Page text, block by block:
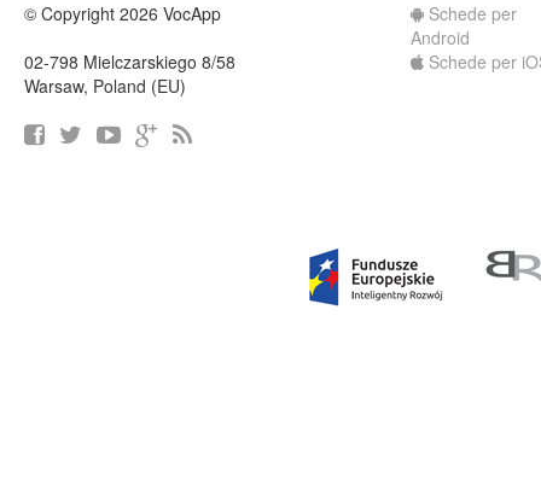
© Copyright 2026 VocApp
02-798 Mielczarskiego 8/58
Warsaw, Poland (EU)
Schede per
Android
Schede per